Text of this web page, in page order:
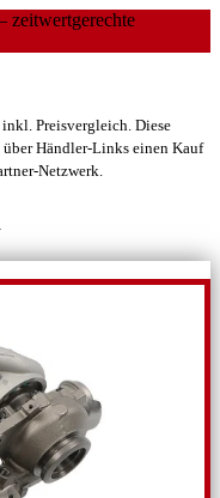
zeitwertgerechte
Preisvergleich. Diese
Händler-Links einen Kauf
Netzwerk.